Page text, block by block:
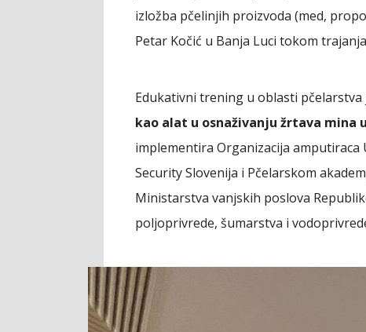
izložba pčelinjih proizvoda (med,
Petar Kočić u Banja Luci tokom
Edukativni trening u oblasti
kao alat u osnaživanju žrtava mina
implementira Organizacija amputiraca
Security Slovenija i Pčelarskom
Ministarstva vanjskih poslova
poljoprivrede, šumarstva i